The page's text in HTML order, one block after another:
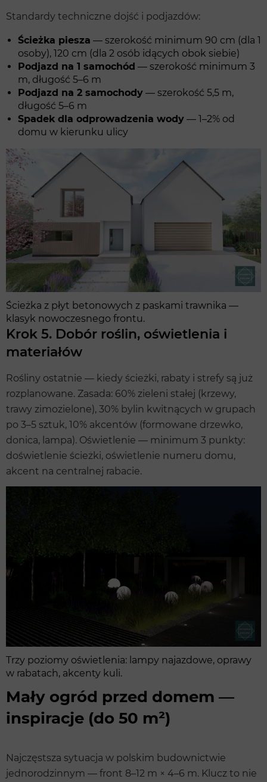
Standardy techniczne dojść i podjazdów:
Ścieżka piesza — szerokość minimum 90 cm (dla 1
osoby), 120 cm (dla 2 osób idących obok siebie)
Podjazd na 1 samochód — szerokość minimum 3
m, długość 5–6 m
Podjazd na 2 samochody — szerokość 5,5 m,
długość 5–6 m
Spadek dla odprowadzenia wody — 1–2% od
domu w kierunku ulicy
Ścieżka z płyt betonowych z paskami trawnika —
klasyk nowoczesnego frontu.
Krok 5. Dobór roślin, oświetlenia i
materiałów
Rośliny ostatnie — kiedy ścieżki, rabaty i strefy są już
rozplanowane. Zasada: 60% zieleni stałej (krzewy,
trawy zimozielone), 30% bylin kwitnących w grupach
po 3–5 sztuk, 10% akcentów (formowane drzewko,
donica, lampa). Oświetlenie — minimum 3 punkty:
doświetlenie ścieżki, oświetlenie numeru domu,
akcent na centralnej rabacie.
Trzy poziomy oświetlenia: lampy najazdowe, oprawy
w rabatach, akcenty kuli.
Mały ogród przed domem —
inspiracje (do 50 m²)
Najczęstsza sytuacja w polskim budownictwie
jednorodzinnym — front 8–12 m × 4–6 m. Klucz to nie